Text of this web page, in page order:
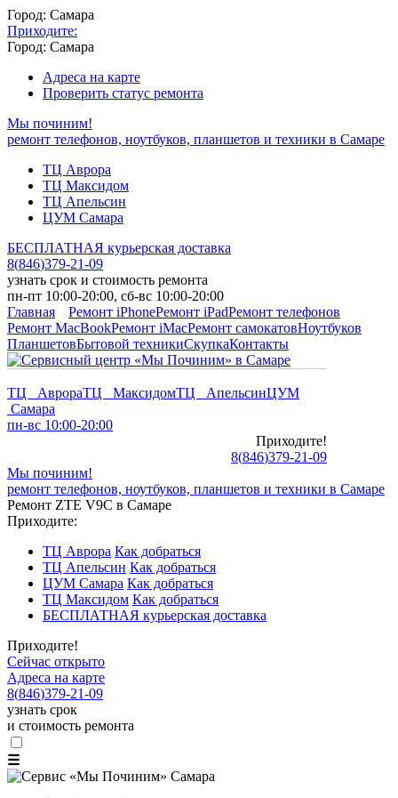
Город: Самара
Приходите:
Город: Самара
Адреса на карте
Проверить статус ремонта
Мы починим!
ремонт телефонов, ноутбуков, планшетов и техники в Самаре
ТЦ Аврора
ТЦ Максидом
ТЦ Апельсин
ЦУМ Самара
БЕСПЛАТНАЯ курьерская доставка
8(846)379-21-09
узнать срок и стоимость ремонта
пн-пт 10:00-20:00, сб-вс 10:00-20:00
Главная
Ремонт iPhoneРемонт iPadРемонт телефонов
Ремонт MacBookРемонт iMacРемонт самокатовНоутбуков
ПланшетовБытовой техникиСкупкаКонтакты
ТЦ АврораТЦ МаксидомТЦ АпельсинЦУМ
Самара
пн-вс 10:00-20:00
Приходите!
8(846)379-21-09
Мы починим!
ремонт телефонов, ноутбуков, планшетов и техники в Самаре
Ремонт ZTE V9C в Самаре
Приходите:
ТЦ Аврора Как добраться
ТЦ Апельсин Как добраться
ЦУМ Самара Как добраться
ТЦ Максидом Как добраться
БЕСПЛАТНАЯ курьерская доставка
Приходите!
Сейчас открыто
Адреса на карте
8(846)379-21-09
узнать срок
и стоимость ремонта
☰